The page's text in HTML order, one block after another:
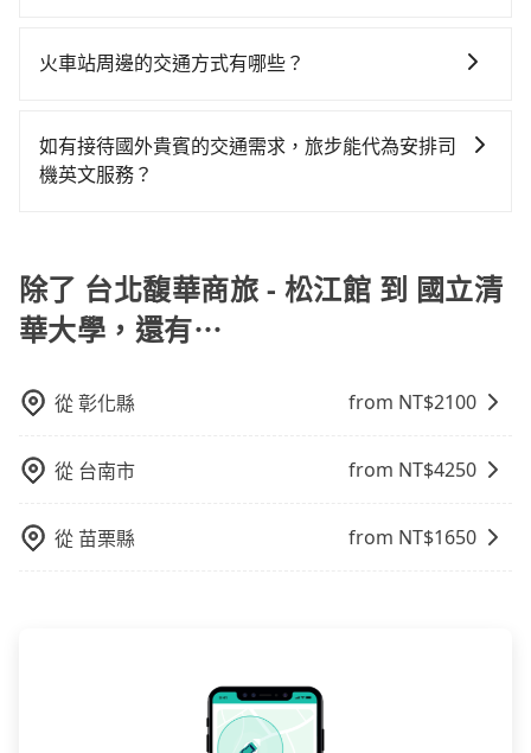
者要還車時卻偏偏找不到停車位，對於急著用車或者要
制，實際可停靠的地點與你的上下車地點仍有段距離，
在遇到下雨天或者載行李時，就顯得非常不便。
保證出車。由於有高效的車輛調度能力，能以市價7~8折
都無法監控或追查。最好別為了省小錢而冒上不必要的
駕駛執照以及良民證外，車輛一定投保最高300萬乘客
險。最好辨別叫的車是否合法，就看車牌的開頭，只要
明： 包車：可以依照個人行程需要靈活安排時間，價格
也會計算延遲費用，最終價格通常要下車時才知。價格
比包車貴。 白牌車：通常價格較包車便宜，但司機素
火車站周邊的交通方式有哪些？
方式： 公車或客運：乘坐公車或客運到達或離開火車
站，相對便宜經濟。 計程車：乘坐計程車到達或離開火
如有接待國外貴賓的交通需求，旅步能代為安排司
機英文服務？
協助回覆，並確認是否能夠提供所需的服務。
除了 台北馥華商旅 - 松江館 到 國立清
華大學，還有⋯
從彰化縣 from NT$2100
從 台南市 from NT$4250
從 苗栗縣 from NT$1650